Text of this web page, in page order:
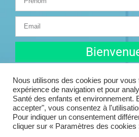
© 2025 Santé des enfants et
Nous utilisons des cookies pour vous
expérience de navigation et pour
Santé des enfants et environnement.
accepter", vous consentez à
Pour indiquer un consentement
cliquer sur « Paramètres des cookies